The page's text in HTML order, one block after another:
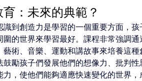
：未來的典範？
識到創造力是學習的一個重要方面，孩
圍的世界來學習最好。課程非常強調通
藝術、音樂、運動和講故事來培養這種
鼓勵孩子們發展他們的想像力、批判性
力，使他們能夠適應快速變化的世界，